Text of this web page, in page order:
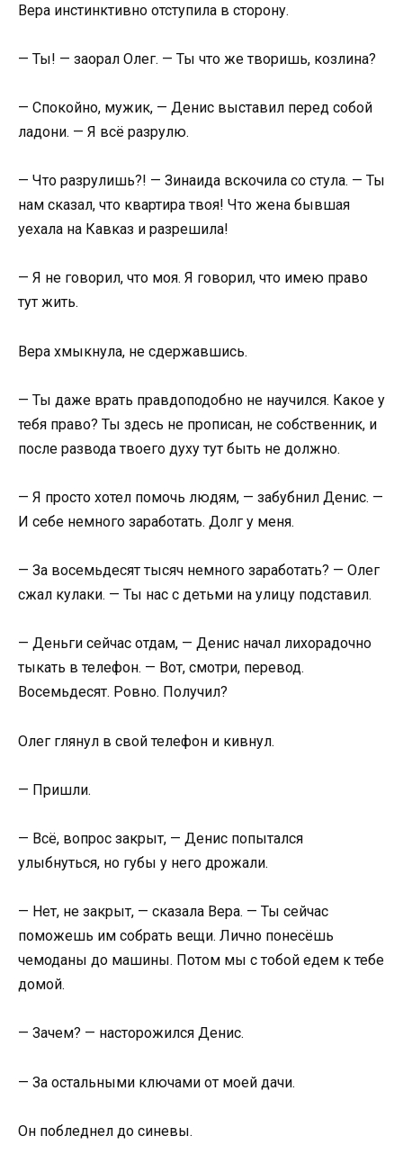
Вера инстинктивно отступила в сторону.
— Ты! — заорал Олег. — Ты что же творишь, козлина?
— Спокойно, мужик, — Денис выставил перед собой
ладони. — Я всё разрулю.
— Что разрулишь?! — Зинаида вскочила со стула. — Ты
нам сказал, что квартира твоя! Что жена бывшая
уехала на Кавказ и разрешила!
— Я не говорил, что моя. Я говорил, что имею право
тут жить.
Вера хмыкнула, не сдержавшись.
— Ты даже врать правдоподобно не научился. Какое у
тебя право? Ты здесь не прописан, не собственник, и
после развода твоего духу тут быть не должно.
— Я просто хотел помочь людям, — забубнил Денис. —
И себе немного заработать. Долг у меня.
— За восемьдесят тысяч немного заработать? — Олег
сжал кулаки. — Ты нас с детьми на улицу подставил.
— Деньги сейчас отдам, — Денис начал лихорадочно
тыкать в телефон. — Вот, смотри, перевод.
Восемьдесят. Ровно. Получил?
Олег глянул в свой телефон и кивнул.
— Пришли.
— Всё, вопрос закрыт, — Денис попытался
улыбнуться, но губы у него дрожали.
— Нет, не закрыт, — сказала Вера. — Ты сейчас
поможешь им собрать вещи. Лично понесёшь
чемоданы до машины. Потом мы с тобой едем к тебе
домой.
— Зачем? — насторожился Денис.
— За остальными ключами от моей дачи.
Он побледнел до синевы.